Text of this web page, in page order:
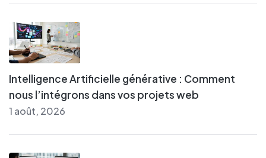
Intelligence Artificielle générative : Comment
nous l’intégrons dans vos projets web
1 août, 2026